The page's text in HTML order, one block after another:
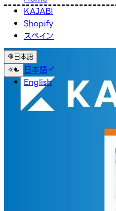
KAJABI
Shopify
スペイン
日本語
日本語
English